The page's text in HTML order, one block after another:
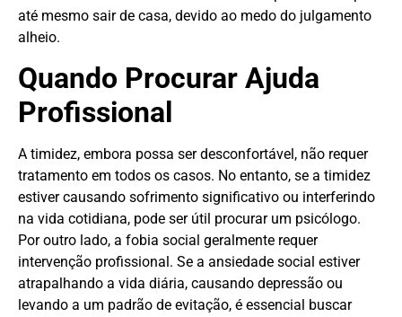
até mesmo sair de casa, devido ao medo do julgamento
alheio.
Quando Procurar Ajuda
Profissional
A timidez, embora possa ser desconfortável, não requer
tratamento em todos os casos. No entanto, se a timidez
estiver causando sofrimento significativo ou interferindo
na vida cotidiana, pode ser útil procurar um psicólogo.
Por outro lado, a fobia social geralmente requer
intervenção profissional. Se a ansiedade social estiver
atrapalhando a vida diária, causando depressão ou
levando a um padrão de evitação, é essencial buscar